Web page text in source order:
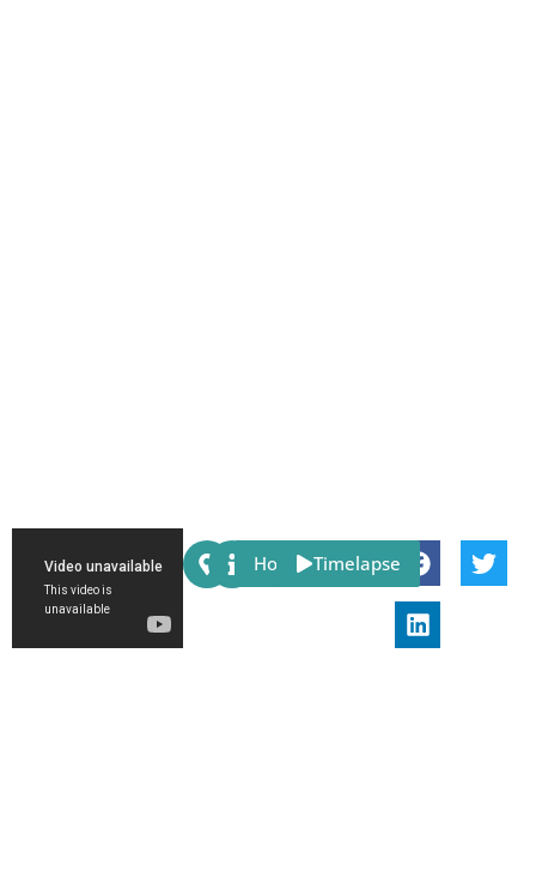
Share:
Host Timelapse